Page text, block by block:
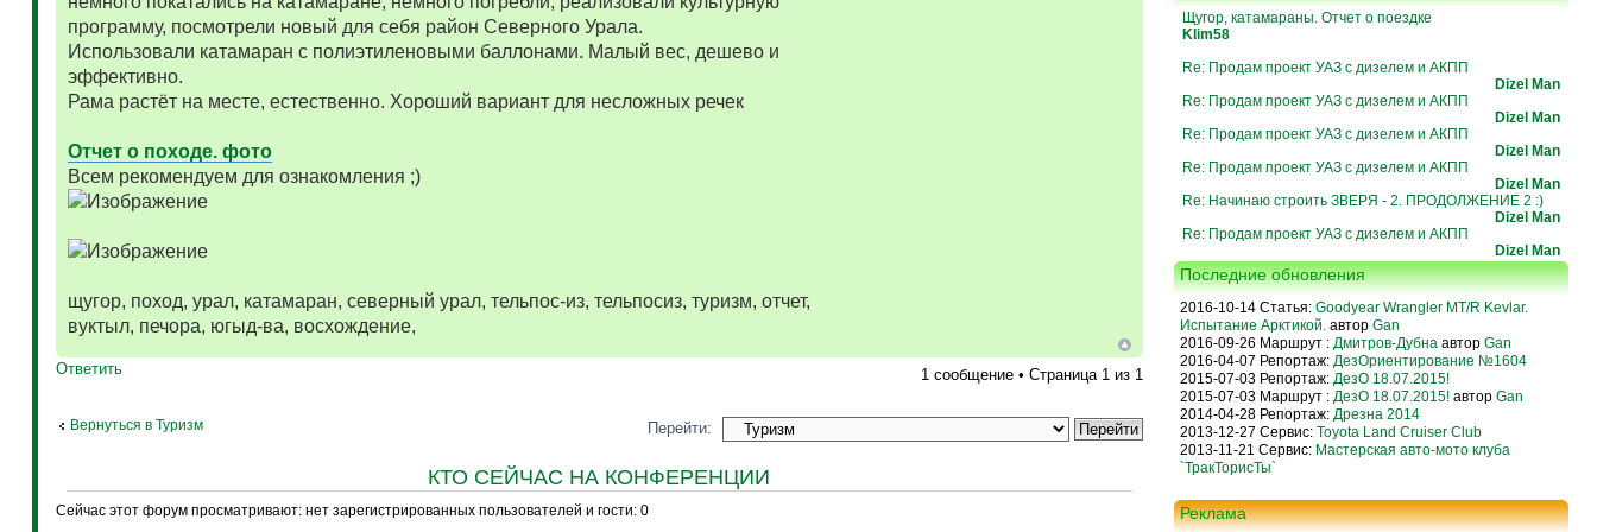
программу, посмотрели новый для себя район Северного Урала.
Использовали катамаран с полиэтиленовыми баллонами. Малый вес, дешево и
эффективно.
Рама растёт на месте, естественно. Хороший вариант для несложных речек
Отчет о походе. фото
Всем рекомендуем для ознакомления ;)
щугор, поход, урал, катамаран, северный урал, тельпос-из, тельпосиз, туризм, отчет,
вуктыл, печора, югыд-ва, восхождение,
Ответить 1 сообщение • Страница 1из 1
Вернуться в Туризм Перейти:
КТО СЕЙЧАС НА КОНФЕРЕНЦИИ
Сейчас этот форум просматривают: нет зарегистрированных пользователей и гости: 0
Щугор, катамараны. Отчет о поездке
Klim58
Re: Продам проект УАЗ с дизелем и АКПП
Dizel Man
Re: Продам проект УАЗ с дизелем и АКПП
Dizel Man
Re: Продам проект УАЗ с дизелем и АКПП
Dizel Man
Re: Продам проект УАЗ с дизелем и АКПП
Dizel Man
Re: Начинаю строить ЗВЕРЯ - 2. ПРОДОЛЖЕНИЕ 2 :)
Dizel Man
Re: Продам проект УАЗ с дизелем и АКПП
Dizel Man
Последние обновления
2016-10-14 Статья: Goodyear Wrangler MT/R Kevlar.
Испытание Арктикой.автор Gan
2016-09-26 Маршрут : Дмитров-Дубнаавтор Gan
2016-04-07 Репортаж: ДезОриентирование №1604
2015-07-03 Репортаж: ДезО 18.07.2015!
2015-07-03 Маршрут : ДезО 18.07.2015! автор Gan
2014-04-28 Репортаж: Дрезна 2014
2013-12-27 Сервис: Toyota Land Cruiser Club
2013-11-21 Сервис: Мастерская авто-мото клуба
`ТракТорисТы`
Реклама